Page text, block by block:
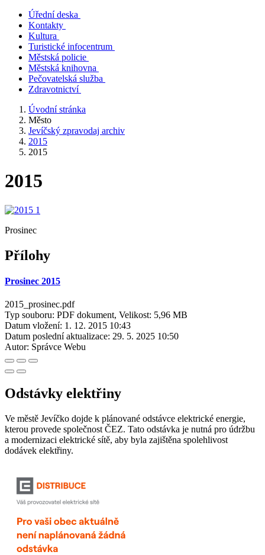
Úřední deska
Kontakty
Kultura
Turistické infocentrum
Městská policie
Městská knihovna
Pečovatelská služba
Zdravotnictví
Úvodní stránka
Město
Jevíčský zpravodaj archiv
2015
2015
2015
Prosinec
Přílohy
Prosinec 2015
2015_prosinec.pdf
Typ souboru: PDF dokument, Velikost: 5,96 MB
Datum vložení: 1. 12. 2015 10:43
Datum poslední aktualizace: 29. 5. 2025 10:50
Autor: Správce Webu
Odstávky elektřiny
Ve městě Jevíčko dojde k plánované odstávce elektrické energie,
kterou provede společnost ČEZ. Tato odstávka je nutná pro údržbu
a modernizaci elektrické sítě, aby byla zajištěna spolehlivost
dodávek elektřiny.